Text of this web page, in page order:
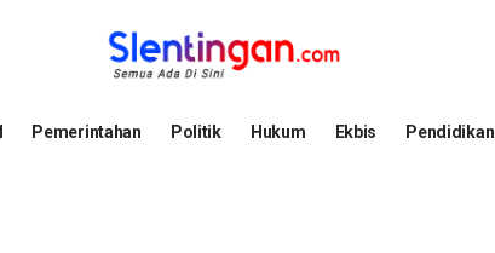
Pemerintahan Politik Hukum Ekbis Pendidikan